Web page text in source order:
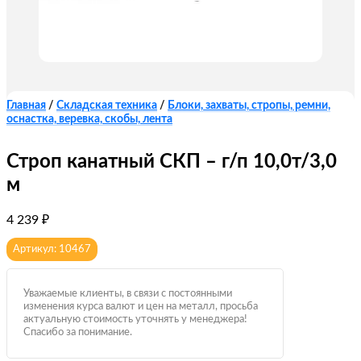
Главная / Складская техника / Блоки, захваты, стропы, ремни,
оснастка, веревка, скобы, лента
Строп канатный СКП – г/п 10,0т/3,0
м
4 239 ₽
Артикул: 10467
Уважаемые клиенты, в связи с постоянными
изменения курса валют и цен на металл, просьба
актуальную стоимость уточнять у менеджера!
Спасибо за понимание.